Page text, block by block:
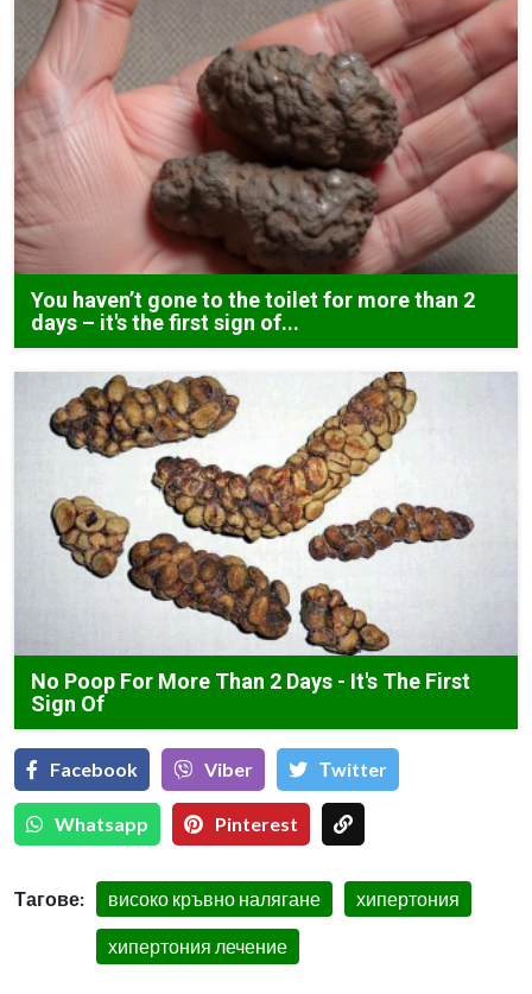
You haven’t gone to the toilet for more than 2
days – it's the first sign of...
No Poop For More Than 2 Days - It's The First
Sign Of
Facebook Viber Тwitter
Whatsapp Pinterest
Тагове: високо кръвно налягане хипертония
хипертония лечение